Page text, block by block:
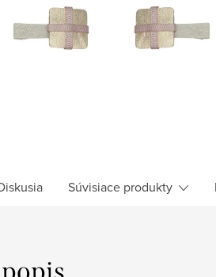
Súvisiace produkty